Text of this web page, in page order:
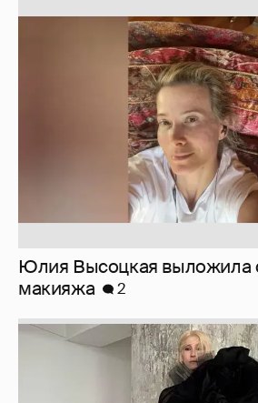
Юлия Высоцкая выложила
макияжа
2